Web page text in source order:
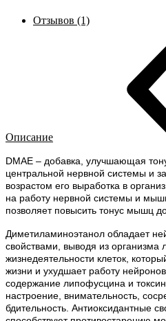
Отзывов (1)
Описание
DMAE – добавка, улучшающая
центральной нервной системы и
возрастом его выработка в
на работу нервной системы и
позволяет повысить тонус мышц
Диметиламиноэтанол обладает
свойствами, выводя из организма
жизнедеятельности клеток,
жизни и ухудшает работу
содержание липофусцина и
настроение, внимательность,
бдительность. Антиоксидантные